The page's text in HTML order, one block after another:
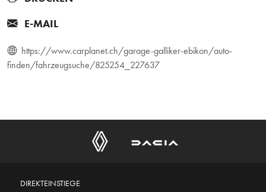
E-MAIL
https://www.carplanet.ch/garage-galliker-ebikon/auto-
finden/fahrzeugsuche/825254_227637
DIREKTEINSTIEGE